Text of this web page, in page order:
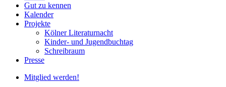
Gut zu kennen
Kalender
Projekte
Kölner Literaturnacht
Kinder- und Jugendbuchtag
Schreibraum
Presse
Mitglied werden!